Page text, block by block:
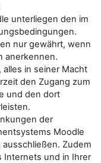
unterliegen den im
nur gewährt, wenn
anerkennen.
in seiner Macht
den Zugang zum
und den dort
der
Moodle
Zudem
Internets und in Ihrer